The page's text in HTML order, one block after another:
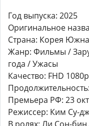
Год выпуска: 2025
Оригинальное
Страна: Корея
Жанр: Фильмы /
года / Ужасы
Качество: FHD 1080p
Премьера РФ: 23
Режиссер: Ким Су-